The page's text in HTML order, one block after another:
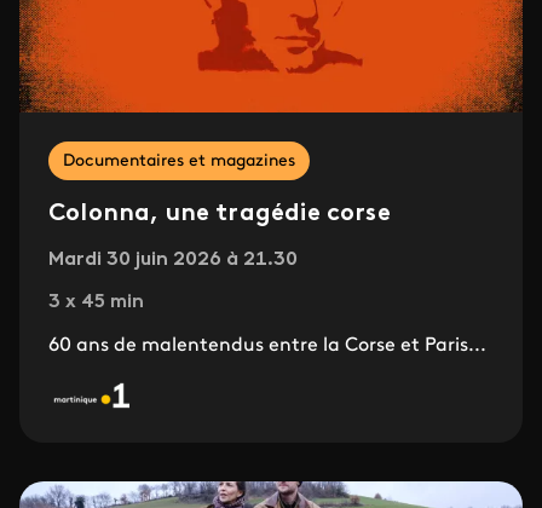
Documentaires et magazines
Colonna, une tragédie corse
Mardi 30 juin 2026 à 21.30
3 x 45 min
60 ans de malentendus entre la Corse et Paris...